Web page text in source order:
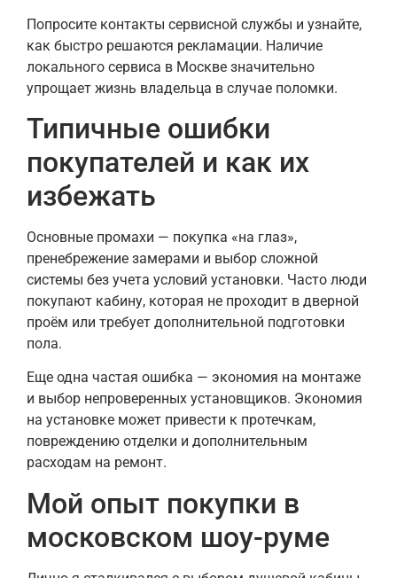
Попросите контакты сервисной службы и узнайте,
как быстро решаются рекламации. Наличие
локального сервиса в Москве значительно
упрощает жизнь владельца в случае поломки.
Типичные ошибки
покупателей и как их
избежать
Основные промахи — покупка «на глаз»,
пренебрежение замерами и выбор сложной
системы без учета условий установки. Часто люди
покупают кабину, которая не проходит в дверной
проём или требует дополнительной подготовки
пола.
Еще одна частая ошибка — экономия на монтаже
и выбор непроверенных установщиков. Экономия
на установке может привести к протечкам,
повреждению отделки и дополнительным
расходам на ремонт.
Мой опыт покупки в
московском шоу-руме